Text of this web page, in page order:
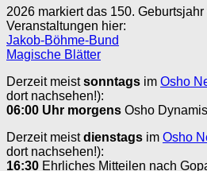
2026 markiert das 150. Geburtsjahr
Veranstaltungen hier:
Jakob-Böhme-Bund
Magische Blätter
Derzeit meistsonntags im Osho
dort nachsehen!):
06:00 Uhr morgens Osho
Derzeit meistdienstags im Osho
dort nachsehen!):
16:30 Ehrliches Mitteilen nach